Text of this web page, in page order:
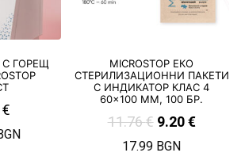
С ГОРЕЩ
€
MICROSTOP EКO
СТЕРИЛИЗАЦИОННИ ПАКЕТИ
С ИНДИКАТОР КЛАС 4
60×100 ММ, 100 БР.
11.76€ 9.20€
17.99 BGN